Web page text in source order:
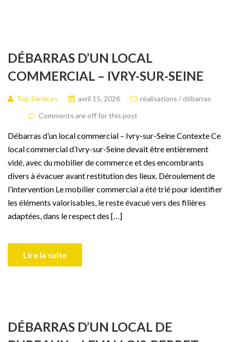
DÉBARRAS D’UN LOCAL
COMMERCIAL – IVRY-SUR-SEINE
Top Services avril 15, 2026
réalisations / débarras
Comments are off for this post
Débarras d’un local commercial – Ivry-sur-Seine Contexte Ce
local commercial d’Ivry-sur-Seine devait être entièrement
vidé, avec du mobilier de commerce et des encombrants
divers à évacuer avant restitution des lieux. Déroulement de
l’intervention Le mobilier commercial a été trié pour identifier
les éléments valorisables, le reste évacué vers des filières
adaptées, dans le respect des […]
Lire la suite
DÉBARRAS D’UN LOCAL DE